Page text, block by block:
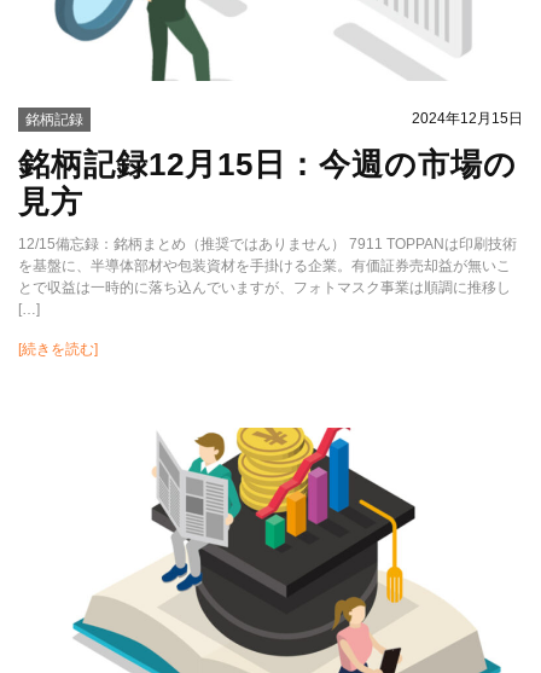
銘柄記録 2024年12月15日
銘柄記録12月15日：今週の市場の
見方
12/15備忘録：銘柄まとめ（推奨ではありません） 7911 TOPPANは印刷技術
を基盤に、半導体部材や包装資材を手掛ける企業。有価証券売却益が無いこ
とで収益は一時的に落ち込んでいますが、フォトマスク事業は順調に推移し
[…]
[続きを読む]